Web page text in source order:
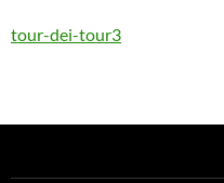
tour-dei-tour3